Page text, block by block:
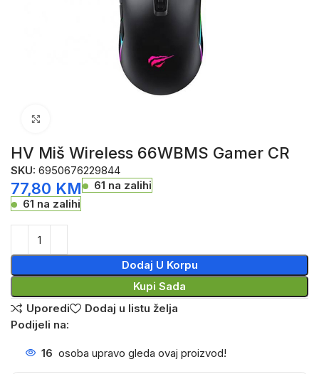
HV Miš Wireless 66WBMS Gamer CR
SKU:6950676229844
77,80 KM
61 na zalihi
61 na zalihi
Dodaj U Korpu
Kupi Sada
Uporedi
Dodaj u listu želja
Podijeli na:
16 osoba upravo gleda ovaj proizvod!